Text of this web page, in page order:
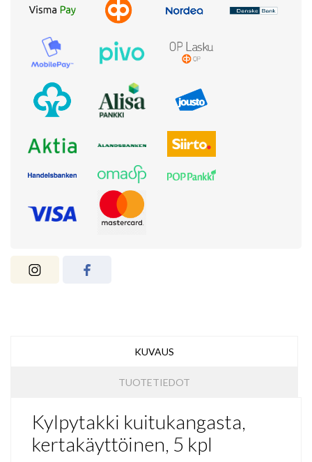
KUVAUS
TUOTETIEDOT
Kylpytakki kuitukangasta,
kertakäyttöinen, 5 kpl